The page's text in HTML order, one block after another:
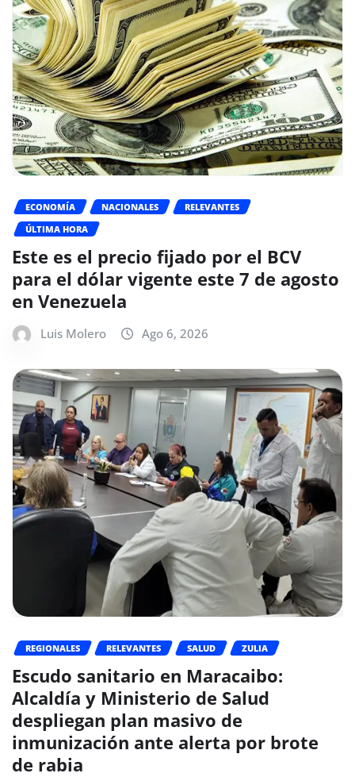
ECONOMÍA NACIONALES
RELEVANTES
ÚLTIMA HORA
Este es el precio fijado por el BCV
para el dólar vigente este 7 de agosto
en Venezuela
Luis Molero Ago 6, 2026
REGIONALES RELEVANTES SALUD ZULIA
Escudo sanitario en Maracaibo:
Alcaldía y Ministerio de Salud
despliegan plan masivo de
inmunización ante alerta por brote
de rabia